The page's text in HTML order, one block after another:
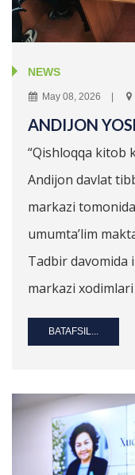
NEWS
May 08, 2026
ANDIJON
“Qishloqqa kitob
Andijon davlat
markazi
umumta’lim
Tadbir
markazi xodimlari
BATAFSIL...